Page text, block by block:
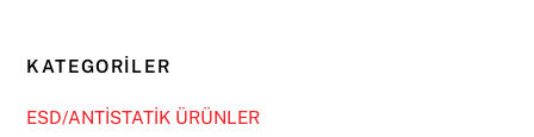
KATEGORILER
ESD/ANTİSTATİK ÜRÜNLER